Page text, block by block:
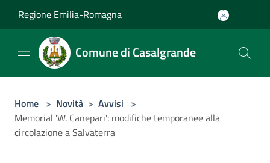
Regione Emilia-Romagna
Comune di Casalgrande
Home > Novità > Avvisi >
Memorial 'W. Canepari': modifiche temporanee alla
circolazione a Salvaterra